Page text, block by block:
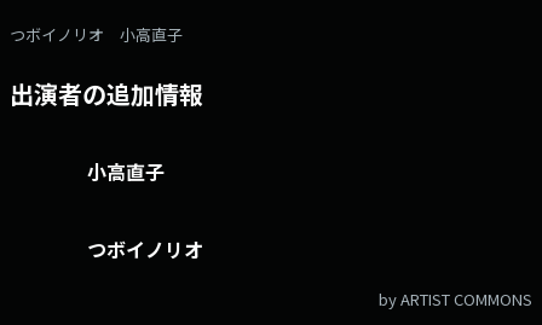
つボイノリオ 小高直子
出演者の追加情報
小高直子
つボイノリオ
by ARTIST COMMONS